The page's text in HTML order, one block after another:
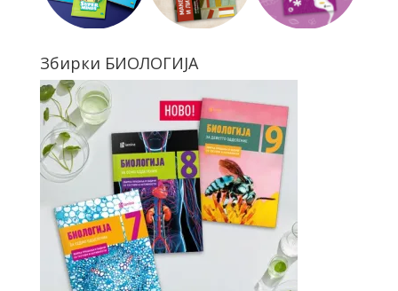
Збирки БИОЛОГИЈА